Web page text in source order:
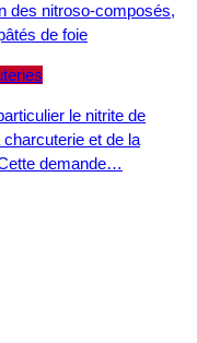
des nitroso-composés,
de foie
le nitrite de
et de la
demande…